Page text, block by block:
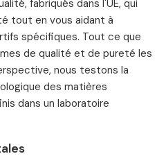
fabriqués dans l'UE, qui
tout en vous aidant à
spécifiques. Tout ce que
de qualité et de pureté les
nous testons la
des matières
dans un laboratoire